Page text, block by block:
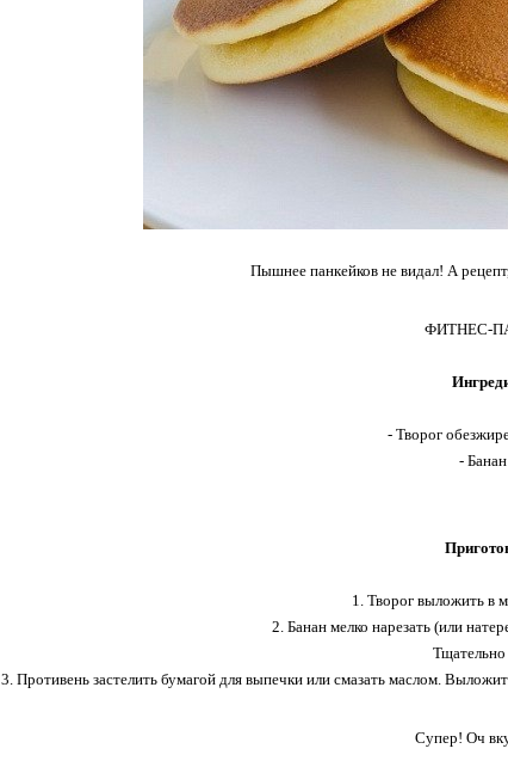
Пышнее панкейков не видал! А
ФИТНЕС-
- Творог
-
1. Творог выложить в
2. Банан мелко нарезать (или
3. Противень застелить бумагой для выпечки или смазать маслом.
Супер! Оч